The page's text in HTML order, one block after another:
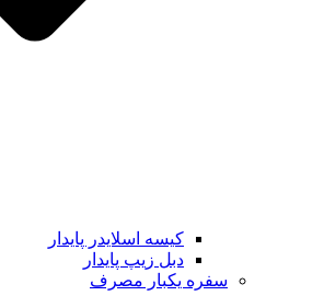
کیسه اسلایدر پایدار
دبل زیپ پایدار
سفره یکبار مصرف